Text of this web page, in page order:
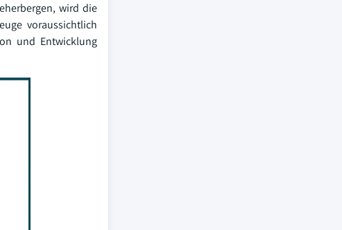
wird die
voraussichtlich
und Entwicklung